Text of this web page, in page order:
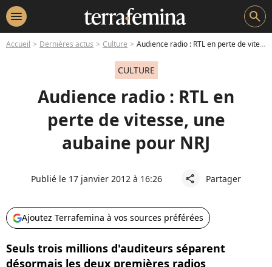
menu search
Accueil Dernières actus Culture Audience radio : RTL en perte de vitesse, une aubaine pour NRJ
CULTURE
Audience radio : RTL en
perte de vitesse, une
aubaine pour NRJ
Publié le 17 janvier 2012 à 16:26 share Partager
Ajoutez Terrafemina à vos sources préférées
Seuls trois millions d'auditeurs séparent
désormais les deux premières radios